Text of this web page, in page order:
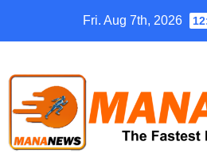
Fri. Aug 7th, 2026